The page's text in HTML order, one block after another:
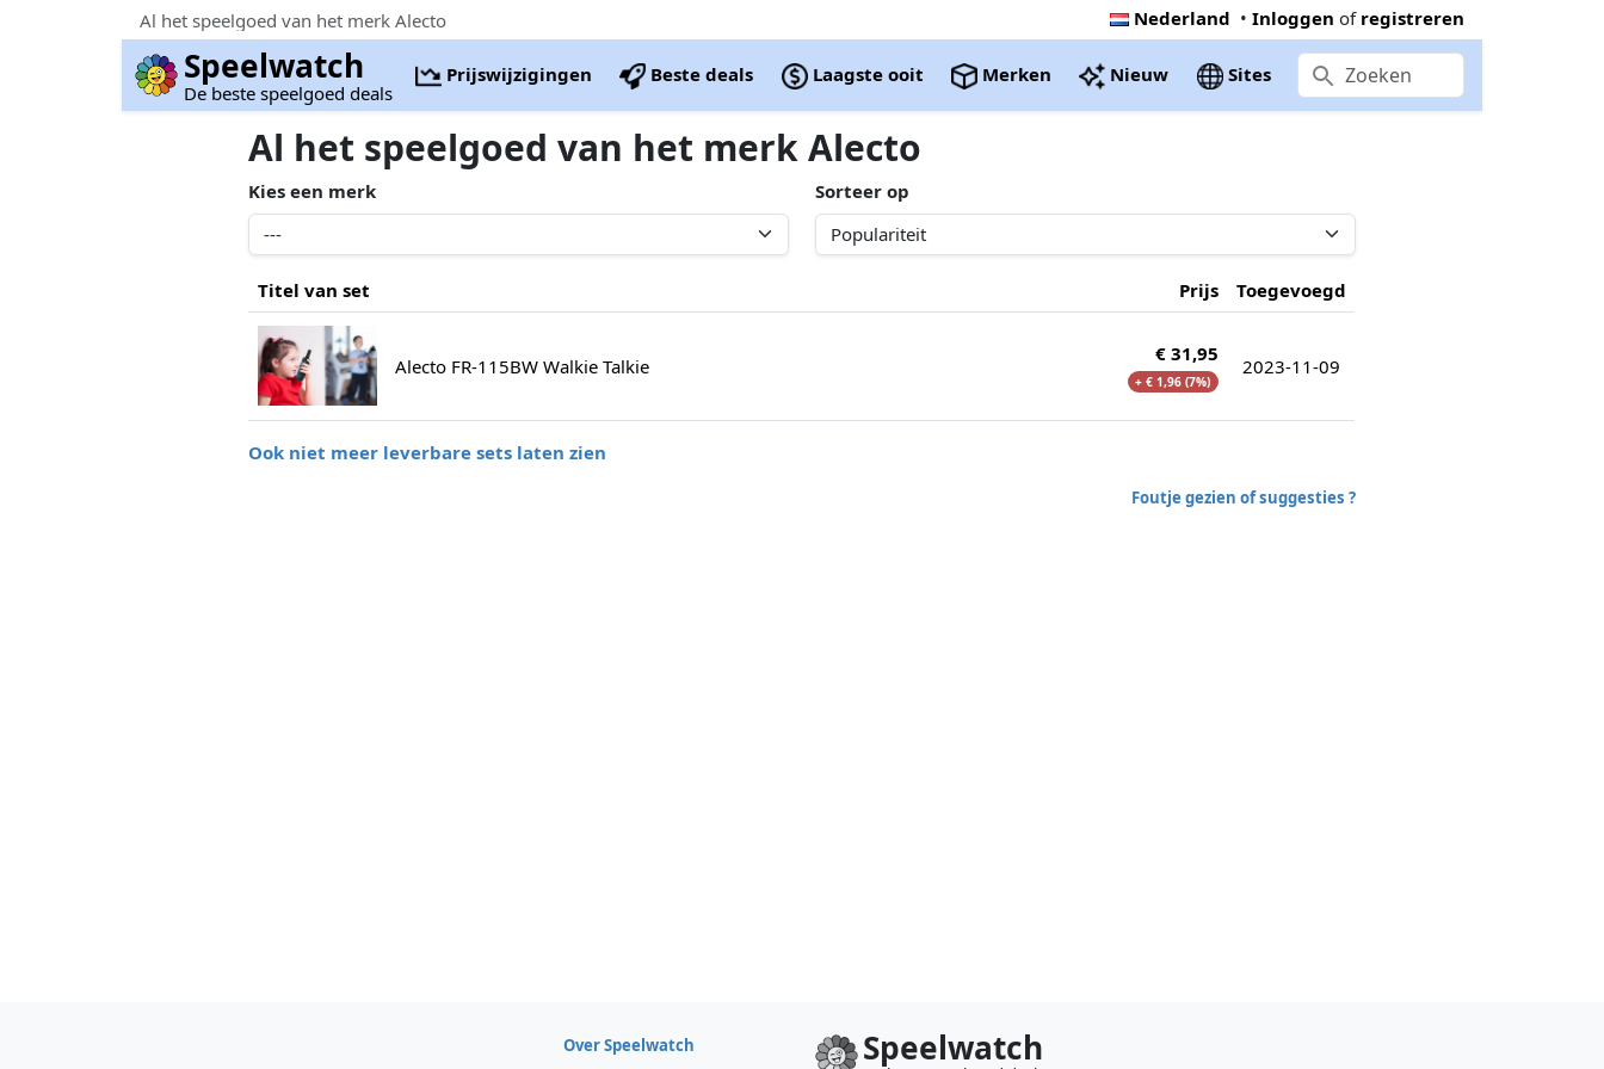
Al het speelgoed van het merk Alecto Nederland • Inloggen of registreren
Speelwatch
De beste speelgoed deals
Prijswijzigingen Beste deals Laagste ooit Merken Nieuw Sites
Al het speelgoed van het merk Alecto
Kies een merk Sorteer op
Titel van set Prijs Toegevoegd
Alecto FR-115BW Walkie Talkie
€ 31,95
+ € 1,96 (7%)
2023-11-09
Ook niet meer leverbare sets laten zien
Foutje gezien of suggesties ?
Over Speelwatch
Speelwatch